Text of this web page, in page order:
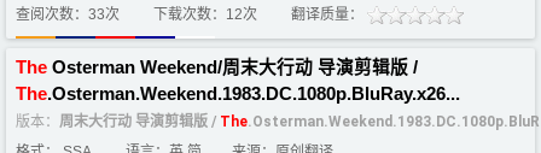
查阅次数：33次
下载次数：12次 翻译质量：
The Osterman Weekend/周末大行动 导演剪辑版 /
The.Osterman.Weekend.1983.DC.1080p.BluRay.x26...
版本： 周末大行动 导演剪辑版 / The